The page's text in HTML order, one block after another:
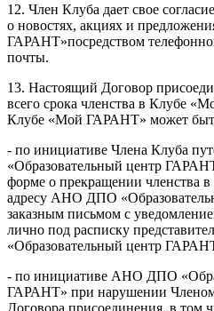
12. Член Клуба дает свое
о новостях, акциях и
ГАРАНТ»посредством
почты.
13. Настоящий Договор
всего срока членства в Клубе
Клубе «Мой ГАРАНТ» может
- по инициативе Члена Клуба
«Образовательный центр
форме о прекращении
адресу АНО ДПО
заказным письмом с
лично под расписку
«Образовательный центр
- по инициативе АНО ДПО
ГАРАНТ» при нарушении
Договора присоединения, в том